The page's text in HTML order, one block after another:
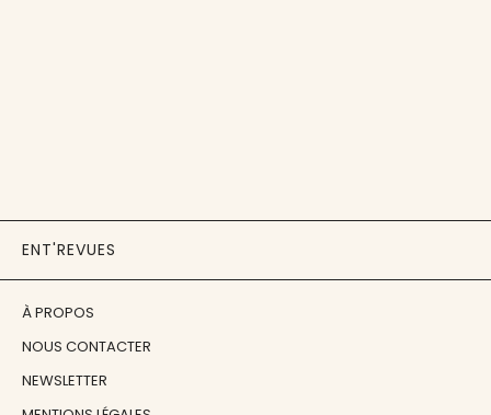
ENT'REVUES
À PROPOS
NOUS CONTACTER
NEWSLETTER